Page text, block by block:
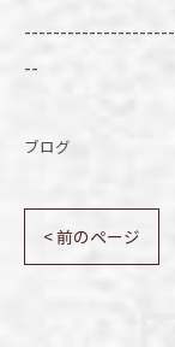
--
ブログ
< 前のページ